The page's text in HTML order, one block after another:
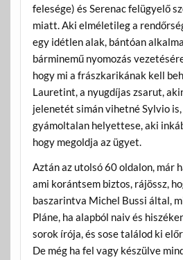
felesége) és Serenac felügyelő
miatt. Aki elméletileg a
egy idétlen alak, bántóan
bárminemű nyomozás
hogy mi a frászkarikának kell
Lauretint, a nyugdíjas zsarut,
jelenetét simán vihetné Sylvio is,
gyámoltalan helyettese, aki
hogy megoldja az ügyet.
Aztán az utolsó 60 oldalon, már
ami korántsem biztos, rájössz,
baszarintva Michel Bussi által,
Pláne, ha alapból naiv és
sorok írója, és sose találod ki
De még ha fel vagy készülve